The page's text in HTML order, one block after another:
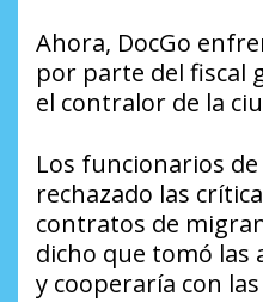
Ahora, DocGo
por parte del fiscal
el contralor de la
Los funcionarios de
rechazado las
contratos de
dicho que tomó las
y cooperaría con